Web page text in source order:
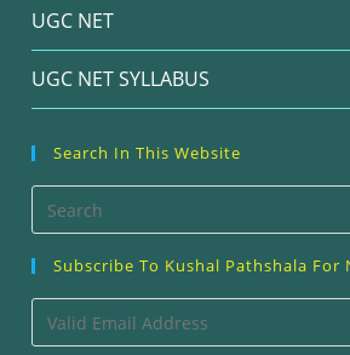
UGC NET
UGC NET SYLLABUS
Search In This Website
Subscribe To Kushal Pathshala For
Valid